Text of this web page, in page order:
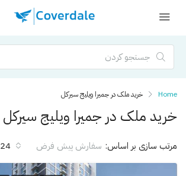
Home خرید ملک در جمیرا ویلیج سيرکل
خرید ملک در جمیرا ویلیج سيرکل
24 املاک مرتب سازی بر اساس: سفارش پیش فرض